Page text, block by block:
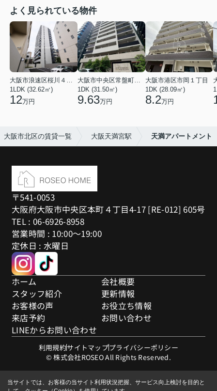
よく見られている物件
大阪市浪速区桜川４丁目
1LDK (32.62㎡)
12万円
大阪市中央区常盤町２丁目
1DK (31.50㎡)
9.63万円
大阪市港区市岡１丁目
1DK (28.09㎡)
8.2万円
大阪市北区の賃貸一覧 大阪天満宮駅 天満アパートメント
〒541-0053
大阪府大阪市中央区本町４丁目4-17 [RE-012] 605号
TEL : 06-6926-8958
営業時間 : 10:00～19:00
定休日 : 水曜日
ホーム
会社概要
スタッフ紹介
更新情報
お客様の声
お役立ち情報
来店予約
お問い合わせ
LINEからお問い合わせ
利用規約サイトマッププライバシーポリシー
© 株式会社ROSEO All Rights Reserved.
当サイトでは、お客様の当サイト利用状況把握、サービス向上検討を目的と